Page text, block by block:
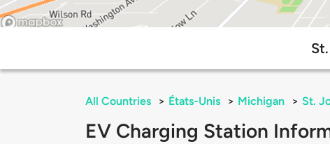
All Countries > États-Unis > Michigan > St.
EV Charging Station